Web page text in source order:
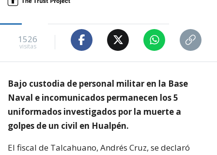
1526
visitas
Bajo custodia de personal militar en la Base
Naval e incomunicados permanecen los 5
uniformados investigados por la muerte a
golpes de un civil en Hualpén.
El fiscal de Talcahuano, Andrés Cruz, se declaró